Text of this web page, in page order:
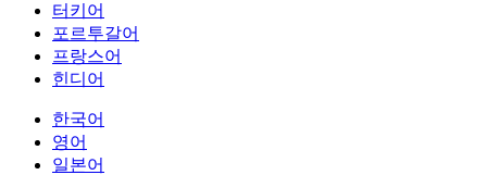
터키어
포르투갈어
프랑스어
힌디어
한국어
영어
일본어